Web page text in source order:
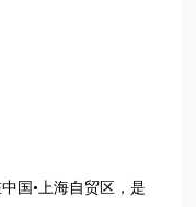
国•上海自贸区，是